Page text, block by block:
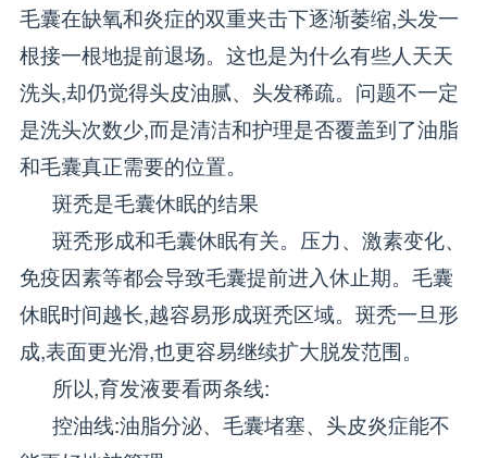
毛囊在缺氧和炎症的双重夹击下逐渐萎缩,头发一
根接一根地提前退场。这也是为什么有些人天天
洗头,却仍觉得头皮油腻、头发稀疏。问题不一定
是洗头次数少,而是清洁和护理是否覆盖到了油脂
和毛囊真正需要的位置。
斑秃是毛囊休眠的结果
斑秃形成和毛囊休眠有关。压力、激素变化、
免疫因素等都会导致毛囊提前进入休止期。毛囊
休眠时间越长,越容易形成斑秃区域。斑秃一旦形
成,表面更光滑,也更容易继续扩大脱发范围。
所以,育发液要看两条线:
控油线:油脂分泌、毛囊堵塞、头皮炎症能不